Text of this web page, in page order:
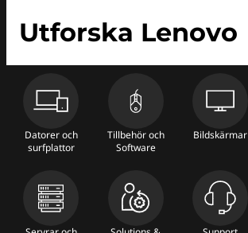
Utforska Lenovo
Datorer och
surfplattor
Tillbehör och
Software
Bildskärmar